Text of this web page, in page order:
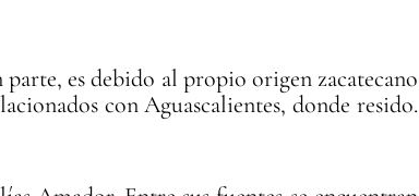
es debido al propio origen zacatecano
con Aguascalientes, donde resido.